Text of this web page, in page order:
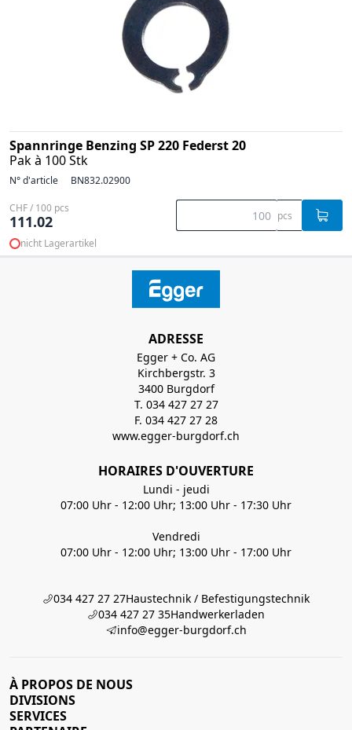
Spannringe Benzing SP 220 Federst 20
Pak à 100 Stk
N° d'article BN832.02900
CHF / 100 pcs
111.02 pcs
nicht Lagerartikel
ADRESSE
Egger + Co. AG
Kirchbergstr. 3
3400 Burgdorf
T. 034 427 27 27
F. 034 427 27 28
www.egger-burgdorf.ch
HORAIRES D'OUVERTURE
Lundi - jeudi
07:00 Uhr - 12:00 Uhr; 13:00 Uhr - 17:30 Uhr
Vendredi
07:00 Uhr - 12:00 Uhr; 13:00 Uhr - 17:00 Uhr
034 427 27 27Haustechnik / Befestigungstechnik
034 427 27 35Handwerkerladen
info@egger-burgdorf.ch
À PROPOS DE NOUS
DIVISIONS
SERVICES